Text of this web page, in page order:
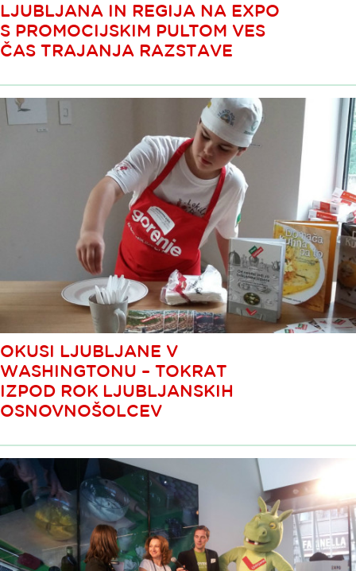
LJUBLJANA IN REGIJA NA EXPO
S PROMOCIJSKIM PULTOM VES
ČAS TRAJANJA RAZSTAVE
OKUSI LJUBLJANE V
WASHINGTONU – TOKRAT
IZPOD ROK LJUBLJANSKIH
OSNOVNOŠOLCEV